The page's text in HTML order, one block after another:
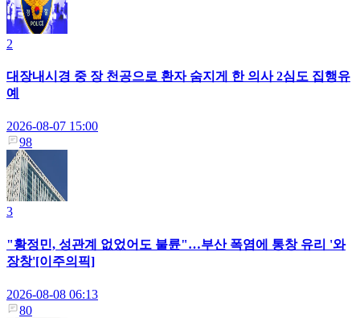
2
대장내시경 중 장 천공으로 환자 숨지게 한 의사 2심도 집행유
예
2026-08-07 15:00
98
3
"황정민, 성관계 없었어도 불륜"…부산 폭염에 통창 유리 '와
장창'[이주의픽]
2026-08-08 06:13
80